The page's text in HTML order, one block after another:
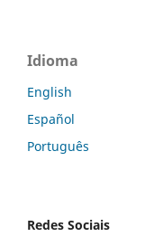
Idioma
English
Español
Português
Redes Sociais